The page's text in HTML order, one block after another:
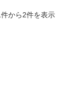
から2件を表示